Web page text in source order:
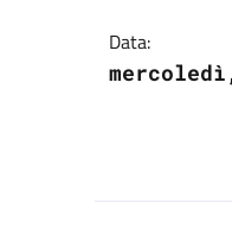
Data: